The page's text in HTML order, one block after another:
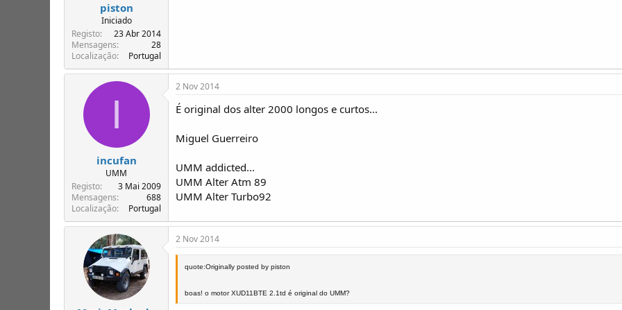
piston
Iniciado
Registo
23 Abr 2014
Mensagens
28
Localização
Portugal
I
incufan
UMM
Registo
3 Mai 2009
Mensagens
688
Localização
Portugal
2 Nov 2014
É original dos alter 2000 longos e curtos...
Miguel Guerreiro
UMM addicted...
UMM Alter Atm 89
UMM Alter Turbo92
2 Nov 2014
quote:Originally posted by piston
boas! o motor XUD11BTE 2.1td é original do UMM?